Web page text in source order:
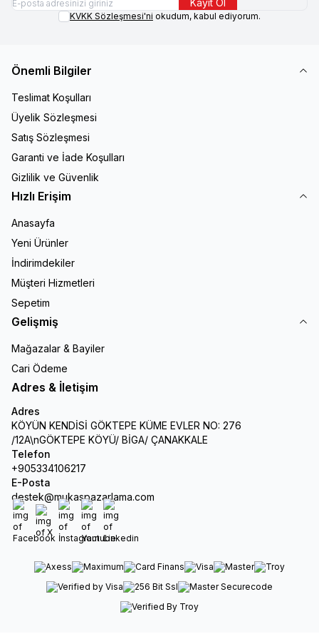
Kayıt Ol
KVKK Sözleşmesi'ni okudum, kabul ediyorum.
Önemli Bilgiler
Teslimat Koşulları
Üyelik Sözleşmesi
Satış Sözleşmesi
Garanti ve İade Koşulları
Gizlilik ve Güvenlik
Hızlı Erişim
Anasayfa
Yeni Ürünler
İndirimdekiler
Müşteri Hizmetleri
Sepetim
Gelişmiş
Mağazalar & Bayiler
Cari Ödeme
Adres & İletişim
Adres
KÖYÜN KENDİSİ GÖKTEPE KÜME EVLER NO: 276
/12A\nGÖKTEPE KÖYÜ/ BİGA/ ÇANAKKALE
Telefon
+905334106217
E-Posta
destek@mukaspazarlama.com
Facebook
X İnstagram
Youtube